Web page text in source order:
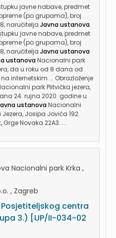
javne nabave, predmet
(po grupama), broj
naručitelja Javna ustanova
javne nabave, predmet
(po grupama), broj
naručitelja Javna ustanova
ustanovaNacionalni park
da u roku od 8 dana od
internetskim ... Obrazloženje
park Plitvička jezera,
24. rujna 2020. godine u
ustanovaNacionalni
Jezera, Josipa Jovića 192.
Novaka 22A3. ...
Nacionalni park Krka ,
, Zagreb
centra
3.) [UP/II-034-02